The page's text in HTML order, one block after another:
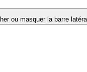
ou masquer la barre